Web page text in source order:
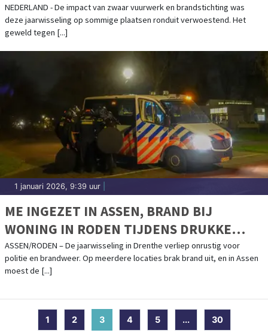
NEDERLAND - De impact van zwaar vuurwerk en brandstichting was
deze jaarwisseling op sommige plaatsen ronduit verwoestend. Het
geweld tegen [...]
1 januari 2026, 9:39 uur
ME INGEZET IN ASSEN, BRAND BIJ
WONING IN RODEN TIJDENS DRUKKE
JAARWISSELING
ASSEN/RODEN – De jaarwisseling in Drenthe verliep onrustig voor
politie en brandweer. Op meerdere locaties brak brand uit, en in Assen
moest de [...]
1 2 3(current)
4 5 ... 30